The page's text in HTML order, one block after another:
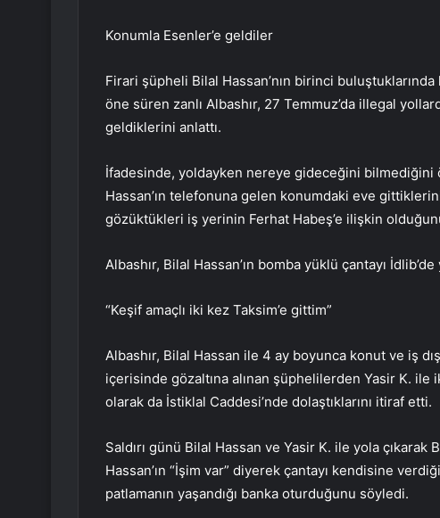
Konumla Esenler’e geldiler
Firari şüpheli Bilal Hassan’nın birinci
öne süren zanlı Albashır, 27 Temmuz’da illegal
geldiklerini anlattı.
İfadesinde, yoldayken nereye gideceğini bilmediğini
Hassan’ın telefonuna gelen konumdaki eve
gözüktükleri iş yerinin Ferhat Habeş’e ilişkin
Albashır, Bilal Hassan’ın bomba yüklü çantayı
“Keşif amaçlı iki kez Taksim’e gittim”
Albashır, Bilal Hassan ile 4 ay boyunca konut ve iş
içerisinde gözaltına alınan şüphelilerden Yasir K.
olarak da İstiklal Caddesi’nde dolaştıklarını itiraf etti.
Saldırı günü Bilal Hassan ve Yasir K. ile yola
Hassan’ın “İşim var” diyerek çantayı kendisine
patlamanın yaşandığı banka oturduğunu söyledi.